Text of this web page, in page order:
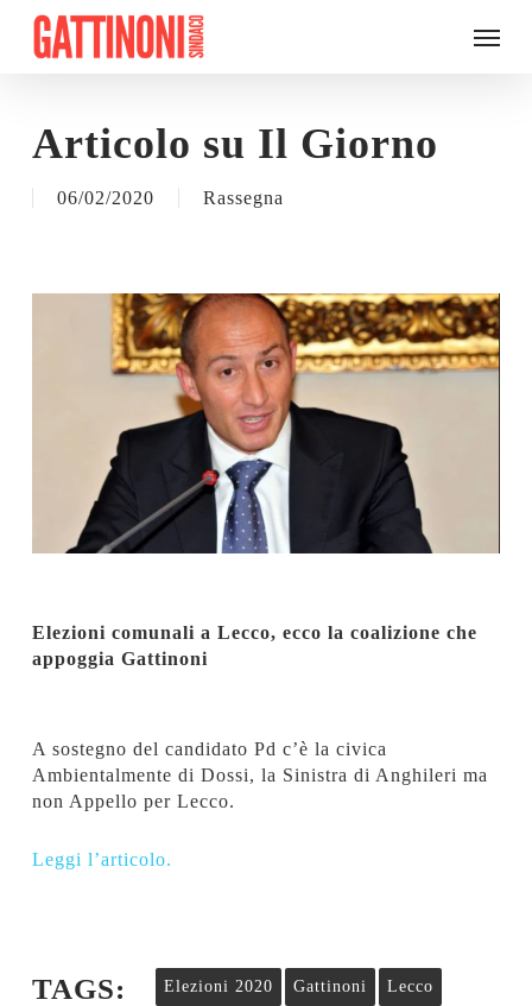
Skip
main
Menu
Articolo su Il Giorno
06/02/2020 Rassegna
Elezioni comunali a Lecco, ecco la coalizione che
appoggia Gattinoni
A sostegno del candidato Pd c’è la civica
Ambientalmente di Dossi, la Sinistra di Anghileri ma
non Appello per Lecco.
Leggi l’articolo.
TAGS: Elezioni 2020 Gattinoni Lecco